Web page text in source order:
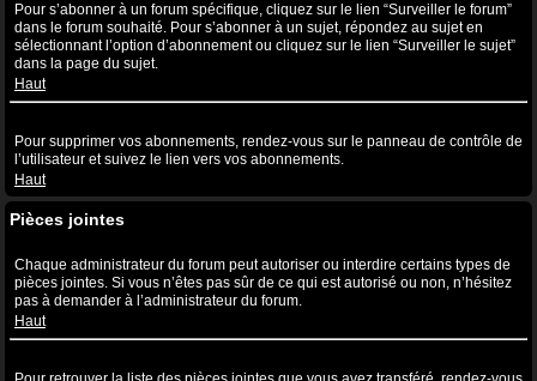
Pour s’abonner à un forum spécifique, cliquez sur le lien “Surveiller le forum”
dans le forum souhaité. Pour s’abonner à un sujet, répondez au sujet en
sélectionnant l’option d’abonnement ou cliquez sur le lien “Surveiller le sujet”
dans la page du sujet.
Haut
Pour supprimer vos abonnements, rendez-vous sur le panneau de contrôle de
l’utilisateur et suivez le lien vers vos abonnements.
Haut
Pièces jointes
Chaque administrateur du forum peut autoriser ou interdire certains types de
pièces jointes. Si vous n’êtes pas sûr de ce qui est autorisé ou non, n’hésitez
pas à demander à l’administrateur du forum.
Haut